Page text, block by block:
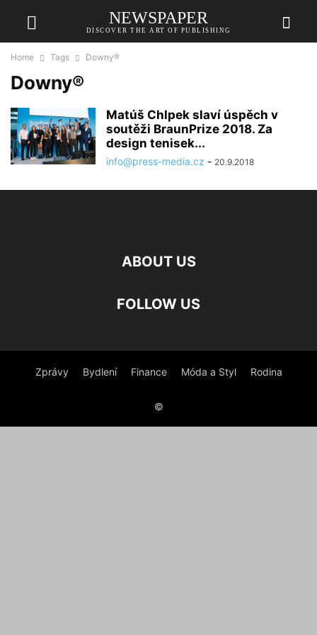
NEWSPAPER
DISCOVER THE ART OF PUBLISHING
Home Tags Downy®
Downy®
Matúš Chlpek slaví úspěch v
soutěži BraunPrize 2018. Za
design tenisek...
info@press-media.cz - 20.9.2018
ABOUT US
FOLLOW US
Zprávy Bydlení Finance Móda a Styl Rodina
©